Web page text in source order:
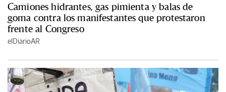
Camiones hidrantes, gas pimienta y balas de
goma contra los manifestantes que protestaron
frente al Congreso
elDiarioAR